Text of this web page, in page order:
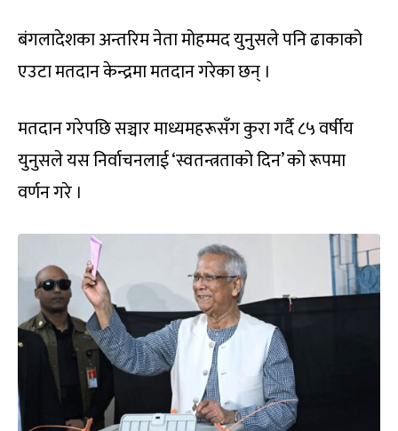
बंगलादेशका अन्तरिम नेता मोहम्मद युनुसले पनि ढाकाको
एउटा मतदान केन्द्रमा मतदान गरेका छन् ।
मतदान गरेपछि सञ्चार माध्यमहरूसँग कुरा गर्दै ८५ वर्षीय
युनुसले यस निर्वाचनलाई ‘स्वतन्त्रताको दिन’ को रूपमा
वर्णन गरे ।